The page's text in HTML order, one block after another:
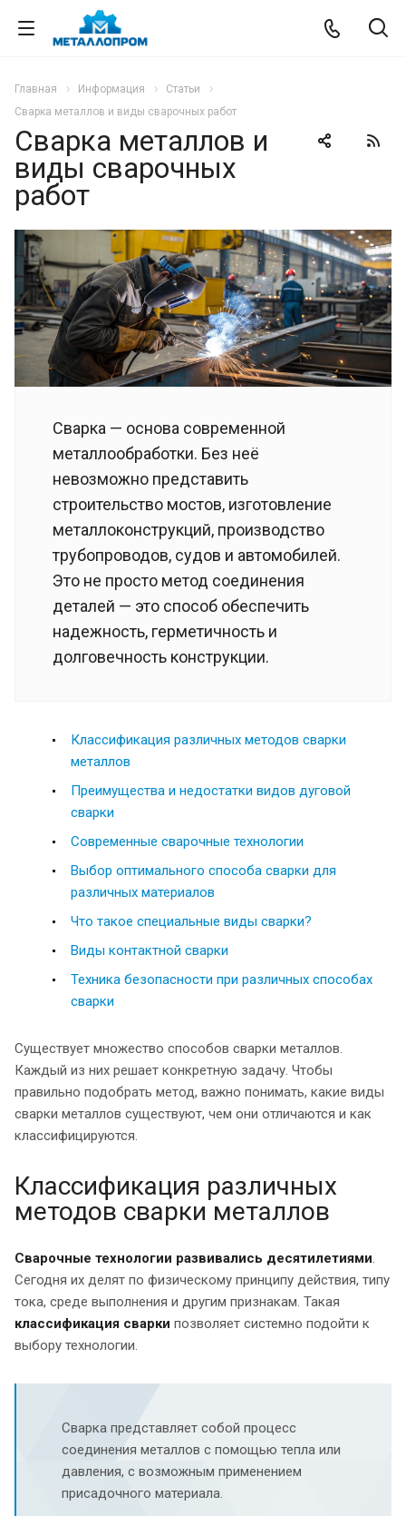
Главная Информация
Статьи
Сварка металлов и виды сварочных работ
Сварка металлов и
виды сварочных
работ
Сварка — основа современной
металлообработки. Без неё
невозможно представить
строительство мостов, изготовление
металлоконструкций, производство
трубопроводов, судов и автомобилей.
Это не просто метод соединения
деталей — это способ обеспечить
надежность, герметичность и
долговечность конструкции.
Классификация различных методов сварки
металлов
Преимущества и недостатки видов дуговой
сварки
Современные сварочные технологии
Выбор оптимального способа сварки для
различных материалов
Что такое специальные виды сварки?
Виды контактной сварки
Техника безопасности при различных способах
сварки
Существует множество способов сварки металлов.
Каждый из них решает конкретную задачу. Чтобы
правильно подобрать метод, важно понимать, какие виды
сварки металлов существуют, чем они отличаются и как
классифицируются.
Классификация различных
методов сварки металлов
Сварочные технологии развивались десятилетиями.
Сегодня их делят по физическому принципу действия, типу
тока, среде выполнения и другим признакам. Такая
классификация сварки позволяет системно подойти к
выбору технологии.
Сварка представляет собой процесс
соединения металлов с помощью тепла или
давления, с возможным применением
присадочного материала.